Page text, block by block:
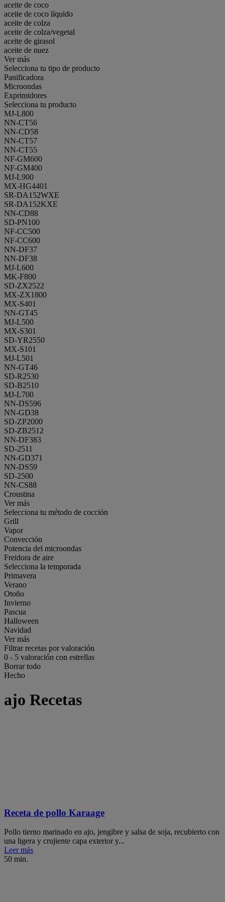
aceite de coco
aceite de coco líquido
aceite de colza
aceite de colza/vegetal
aceite de girasol
aceite de nuez
Ver más
Selecciona tu tipo de producto
Panificadora
Microondas
Exprimidores
Selecciona tu producto
MJ-L800
NN-CT56
NN-CD58
NN-CT57
NN-CT55
NF-GM600
NF-GM400
MJ-L900
MX-HG4401
SR-DA152WXE
SR-DA152KXE
NN-CD88
SD-PN100
NF-CC500
NF-CC600
NN-DF37
NN-DF38
MJ-L600
MK-F800
SD-ZX2522
MX-ZX1800
MX-S401
NN-GT45
MJ-L500
MX-S301
SD-YR2550
MX-S101
MJ-L501
NN-GT46
SD-R2530
SD-B2510
MJ-L700
NN-DS596
NN-GD38
SD-ZP2000
SD-ZB2512
NN-DF383
SD-2511
NN-GD371
NN-DS59
SD-2500
NN-CS88
Croustina
Ver más
Selecciona tu método de cocción
Grill
Vapor
Convección
Potencia del microondas
Freidora de aire
Selecciona la temporada
Primavera
Verano
Otoño
Invierno
Pascua
Halloween
Navidad
Ver más
Filtrar recetas por valoración
0 - 5 valoración con estrellas
Borrar todo
Hecho
ajo Recetas
Receta de pollo Karaage
Pollo tierno marinado en ajo, jengibre y salsa de soja, recubierto con
una ligera y crujiente capa exterior y...
Leer más
50 min.